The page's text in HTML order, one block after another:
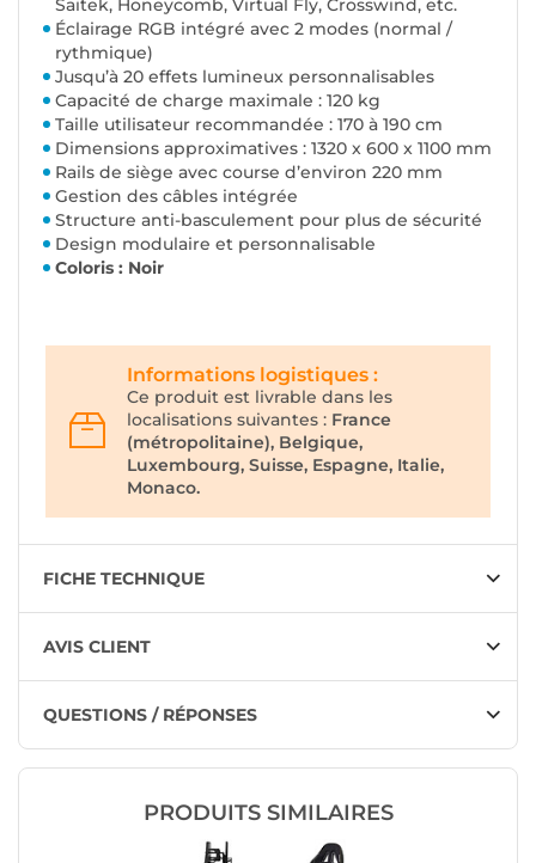
Saitek, Honeycomb, Virtual Fly, Crosswind, etc.
Éclairage RGB intégré avec 2 modes (normal /
rythmique)
Jusqu’à 20 effets lumineux personnalisables
Capacité de charge maximale : 120 kg
Taille utilisateur recommandée : 170 à 190 cm
Dimensions approximatives : 1320 x 600 x 1100 mm
Rails de siège avec course d’environ 220 mm
Gestion des câbles intégrée
Structure anti-basculement pour plus de sécurité
Design modulaire et personnalisable
Coloris : Noir
Informations logistiques :
Ce produit est livrable dans les
localisations suivantes : France
(métropolitaine), Belgique,
Luxembourg, Suisse, Espagne, Italie,
Monaco.
FICHE TECHNIQUE
AVIS CLIENT
QUESTIONS / RÉPONSES
PRODUITS SIMILAIRES